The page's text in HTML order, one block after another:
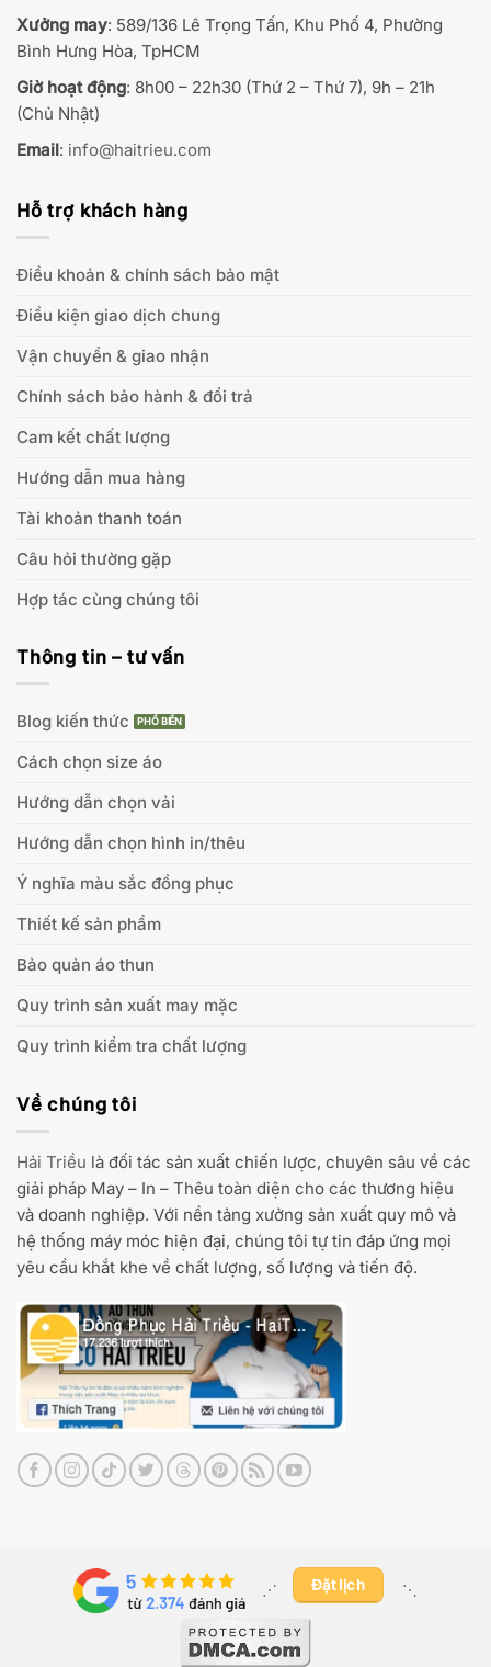
Xưởng may: 589/136 Lê Trọng Tấn, Khu Phố 4, Phường
Bình Hưng Hòa, TpHCM
Giờ hoạt động: 8h00 – 22h30 (Thứ 2 – Thứ 7), 9h – 21h
(Chủ Nhật)
Email: info@haitrieu.com
Hỗ trợ khách hàng
Điều khoản & chính sách bảo mật
Điều kiện giao dịch chung
Vận chuyển & giao nhận
Chính sách bảo hành & đổi trả
Cam kết chất lượng
Hướng dẫn mua hàng
Tài khoản thanh toán
Câu hỏi thường gặp
Hợp tác cùng chúng tôi
Thông tin – tư vấn
Blog kiến thức
Cách chọn size áo
Hướng dẫn chọn vải
Hướng dẫn chọn hình in/thêu
Ý nghĩa màu sắc đồng phục
Thiết kế sản phẩm
Bảo quản áo thun
Quy trình sản xuất may mặc
Quy trình kiểm tra chất lượng
Về chúng tôi
Hải Triều là đối tác sản xuất chiến lược, chuyên sâu về các
giải pháp May – In – Thêu toàn diện cho các thương hiệu
và doanh nghiệp. Với nền tảng xưởng sản xuất quy mô và
hệ thống máy móc hiện đại, chúng tôi tự tin đáp ứng mọi
yêu cầu khắt khe về chất lượng, số lượng và tiến độ.
⋰ ​ Đặt lịch ⋱